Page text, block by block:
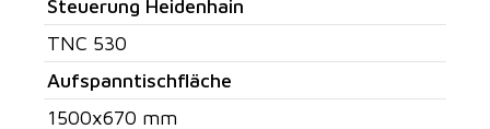
Steuerung Heidenhain
TNC 530
Aufspanntischfläche
1500x670 mm